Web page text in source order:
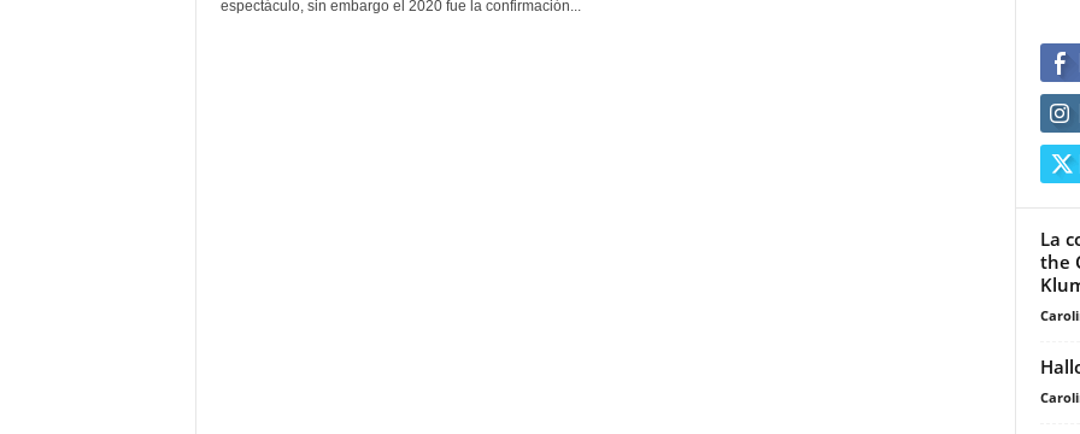
espectáculo, sin embargo el 2020 fue la confirmación...
La
the